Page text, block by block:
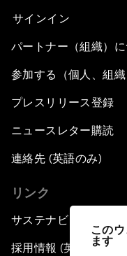
この
ます
サインイン
パートナー（組織）
参加する（個人、組織
プレスリリース登録
ニュースレター購読
連絡先 (英語のみ)
リンク
サステナビリティへの
採用情報 (英語のみ)